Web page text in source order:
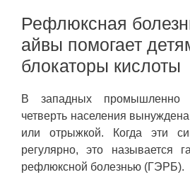
Рефлюксная
айвы помогает
блокаторы кислоты
В западных промышленно
четверть населения
или отрыжкой. Когда эти
регулярно, это называется
рефлюксной болезнью (ГЭРБ).